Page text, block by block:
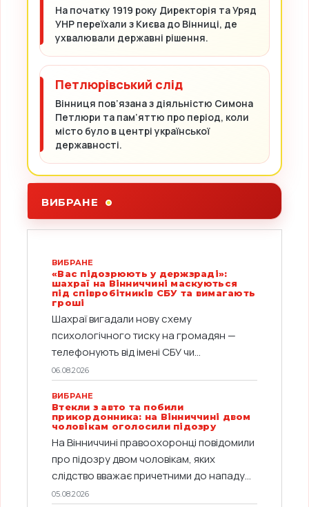
На початку 1919 року Директорія та Уряд
УНР переїхали з Києва до Вінниці, де
ухвалювали державні рішення.
Петлюрівський слід
Вінниця пов’язана з діяльністю Симона
Петлюри та пам’яттю про період, коли
місто було в центрі української
державності.
ВИБРАНЕ
ВИБРАНЕ
«Вас підозрюють у держзраді»:
шахраї на Вінниччині маскуються
під співробітників СБУ та вимагають
гроші
Шахраї вигадали нову схему
психологічного тиску на громадян —
телефонують від імені СБУ чи...
06.08.2026
ВИБРАНЕ
Втекли з авто та побили
прикордонника: на Вінниччині двом
чоловікам оголосили підозру
На Вінниччині правоохоронці повідомили
про підозру двом чоловікам, яких
слідство вважає причетними до нападу...
05.08.2026